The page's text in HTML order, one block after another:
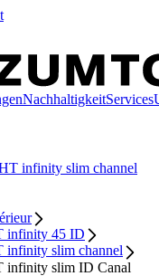
NachhaltigkeitServices
infinity slim channel
infinity 45 ID
slim channel
infinity slim ID Canal